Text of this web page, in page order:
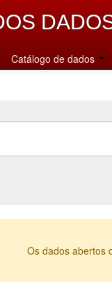
Catálogo de dados
Os dados abertos